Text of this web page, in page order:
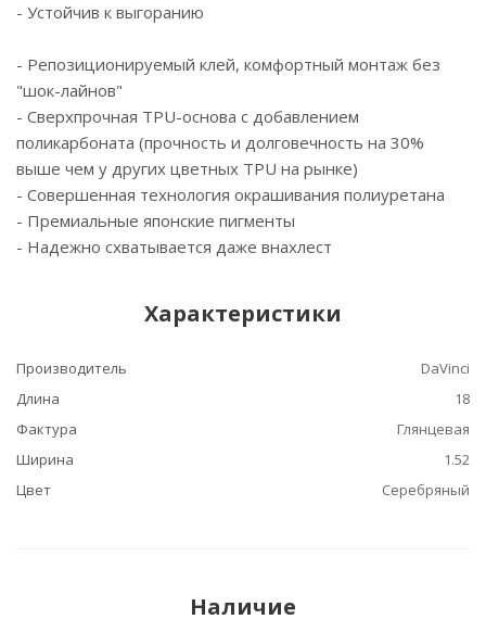
- Устойчив к выгоранию
- Репозиционируемый клей, комфортный монтаж без
"шок-лайнов"
- Сверхпрочная TPU-основа с добавлением
поликарбоната (прочность и долговечность на 30%
выше чем у других цветных TPU на рынке)
- Cовершенная технология окрашивания полиуретана
- Премиальные японские пигменты
- Надежно схватывается даже внахлест
Характеристики
Производитель
DaVinci
Длина
18
Фактура
Глянцевая
Ширина
1.52
Цвет
Серебряный
Наличие